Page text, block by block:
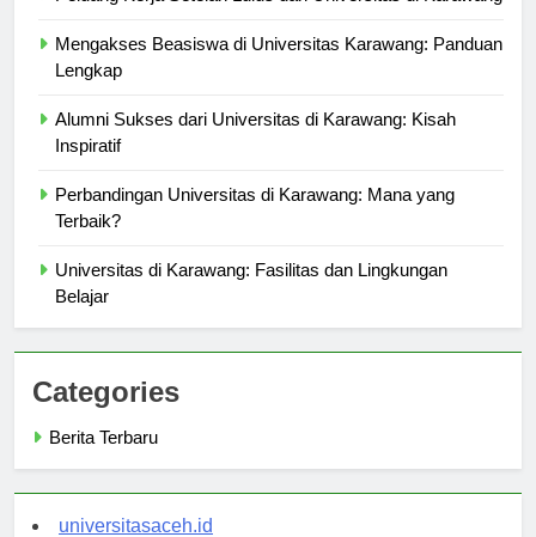
Mengakses Beasiswa di Universitas Karawang: Panduan
Alumni Sukses dari Universitas di Karawang: Kisah
Perbandingan Universitas di Karawang: Mana yang
Universitas di Karawang: Fasilitas dan Lingkungan
Categories